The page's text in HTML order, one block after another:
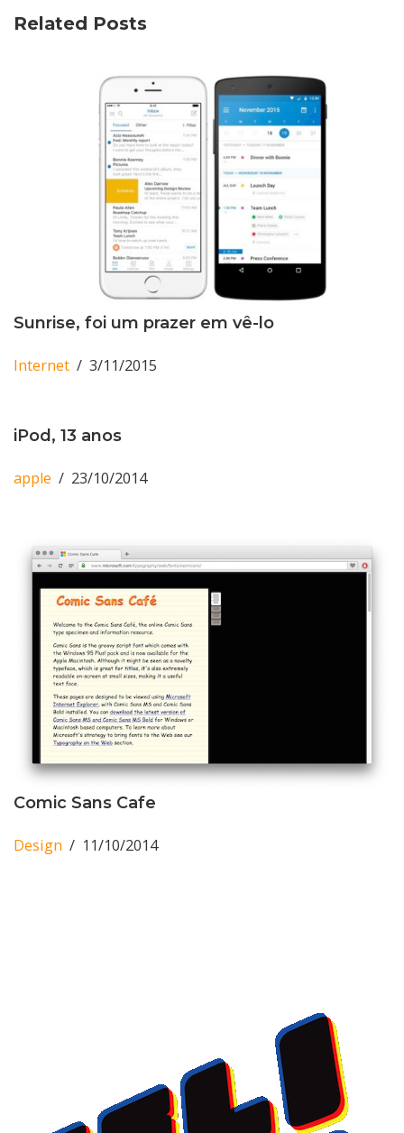
Related Posts
Sunrise, foi um prazer em vê-lo
Internet 3/11/2015
iPod, 13 anos
apple 23/10/2014
Comic Sans Cafe
Design 11/10/2014